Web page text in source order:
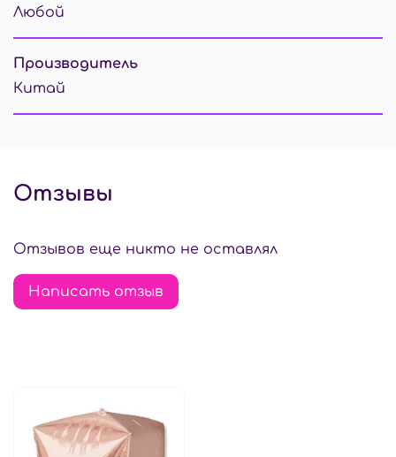
Любой
Производитель
Китай
Отзывы
Отзывов еще никто не оставлял
Написать отзыв